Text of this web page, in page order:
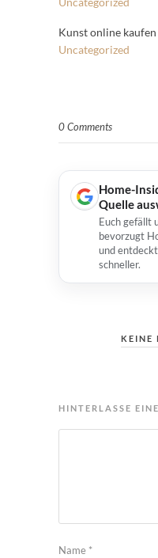
Kunst online
Uncategorized
0 Comments
Home-
Quelle
Euch gefällt
bevorzugt
und
schneller.
KEINE
HINTERLASSE
Name *